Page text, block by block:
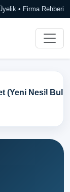
• Firma Rehberi
Muhasebe)